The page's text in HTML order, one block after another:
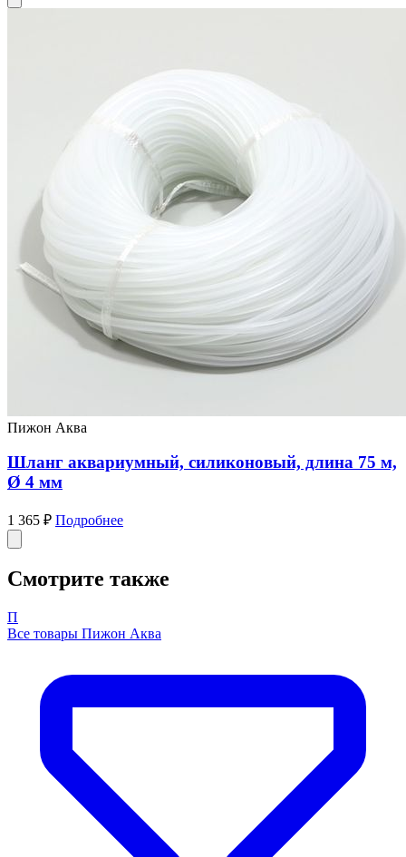
Пижон Аква
Шланг аквариумный, силиконовый, длина 75 м,
Ø 4 мм
1 365 ₽ Подробнее
Смотрите также
П
Все товары Пижон Аква